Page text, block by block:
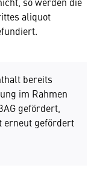
aliquot
bereits
im Rahmen
gefördert,
erneut gefördert